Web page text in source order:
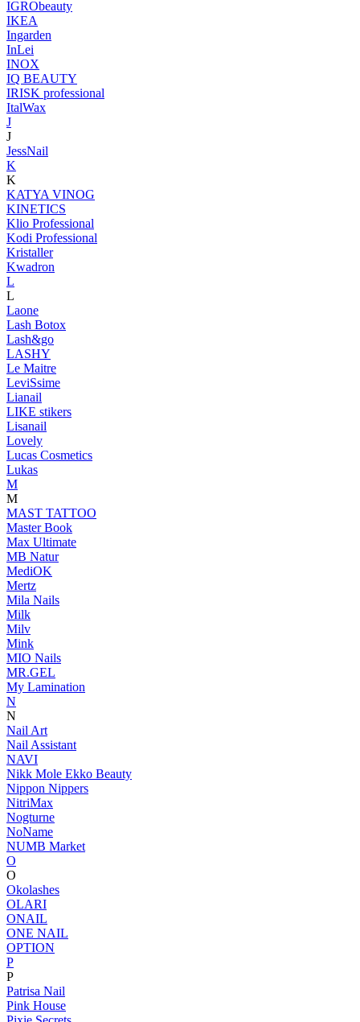
IGRObeauty
IKEA
Ingarden
InLei
INOX
IQ BEAUTY
IRISK professional
ItalWax
J
J
JessNail
K
K
KATYA VINOG
KINETICS
Klio Professional
Kodi Professional
Kristaller
Kwadron
L
L
Laone
Lash Botox
Lash&go
LASHY
Le Maitre
LeviSsime
Lianail
LIKE stikers
Lisanail
Lovely
Lucas Cosmetics
Lukas
M
M
MAST TATTOO
Master Book
Max Ultimate
MB Natur
MediOK
Mertz
Mila Nails
Milk
Milv
Mink
MIO Nails
MR.GEL
My Lamination
N
N
Nail Art
Nail Assistant
NAVI
Nikk Mole Ekko Beauty
Nippon Nippers
NitriMax
Nogturne
NoName
NUMB Market
O
O
Okolashes
OLARI
ONAIL
ONE NAIL
OPTION
P
P
Patrisa Nail
Pink House